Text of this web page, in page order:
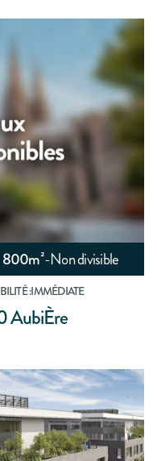
800m²-Non divisible
:IMMÉDIATE
AubiÈre